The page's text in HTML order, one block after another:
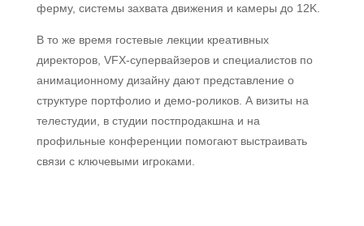
ферму, системы захвата движения и камеры до 12K.
В то же время гостевые лекции креативных
директоров, VFX-супервайзеров и специалистов по
анимационному дизайну дают представление о
структуре портфолио и демо-роликов. А визиты на
телестудии, в студии постпродакшна и на
профильные конференции помогают выстраивать
связи с ключевыми игроками.